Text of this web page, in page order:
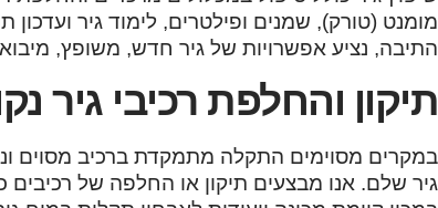
מומנט (טורק), שמנים ופילטרים, לימוד גיר
התיבה, נציע אפשרויות של גיר חדש, משופץ,
תיקון והחלפת רכיבי גיר
במקרים מסוימים התקלה מתמקדת ברכיב מסוים